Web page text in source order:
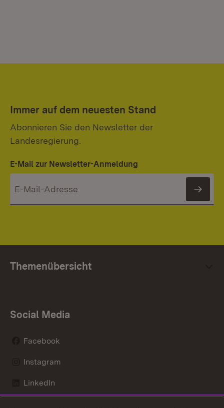
Immer auf dem neuesten Stand
Abonnieren Sie den Newsletter der
Landesregierung.
E-Mail zur Newsletter-Anmeldung
Themenübersicht
Social Media
Facebook
Instagram
LinkedIn